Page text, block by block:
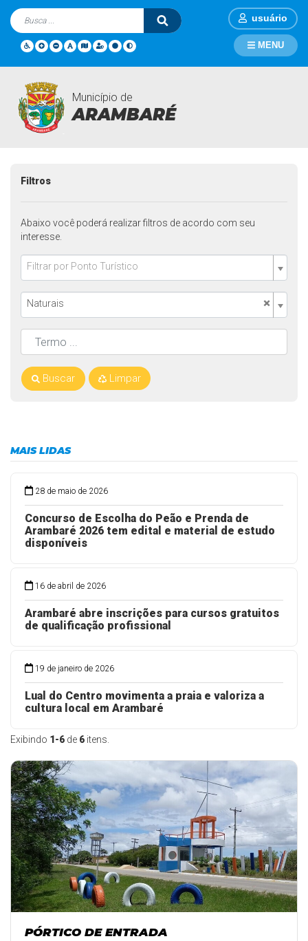
usuário
Município de
ARAMBARÉ
MENU
Pontos Turisticos
Exibindo 1-6 de 6 itens.
PÓRTICO DE ENTRADA
Filtros
Abaixo você poderá realizar filtros de acordo com seu
interesse.
Filtrar por Ponto Turístico
×
Naturais
Buscar Limpar
MAIS LIDAS
28 de maio de 2026
Concurso de Escolha do Peão e Prenda de
Arambaré 2026 tem edital e material de estudo
disponíveis
16 de abril de 2026
Arambaré abre inscrições para cursos gratuitos
de qualificação profissional
19 de janeiro de 2026
Lual do Centro movimenta a praia e valoriza a
cultura local em Arambaré